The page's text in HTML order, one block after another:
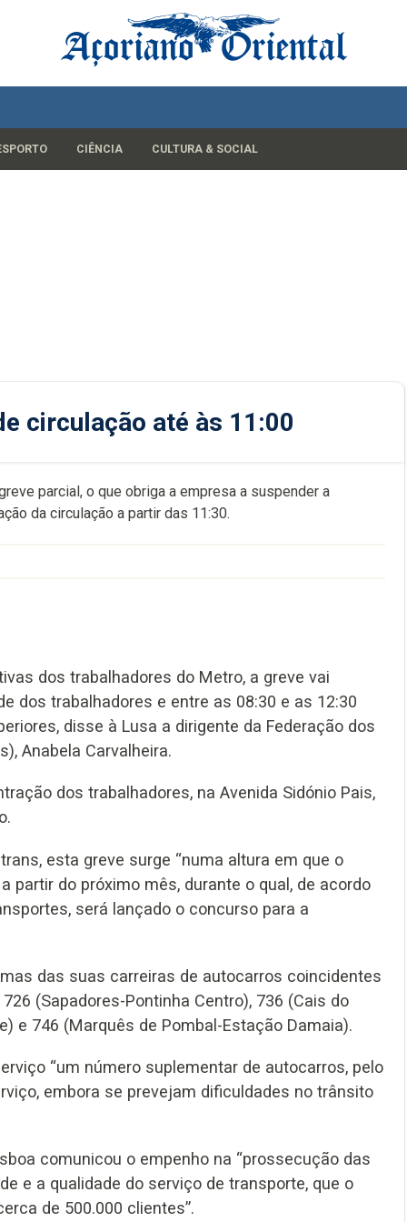
CIÊNCIA CULTURA & SOCIAL
circulação até às 11:00
parcial, o que obriga a empresa a suspender a
da circulação a partir das 11:30.
dos trabalhadores do Metro, a greve vai
dos trabalhadores e entre as 08:30 e as 12:30
disse à Lusa a dirigente da Federação dos
Anabela Carvalheira.
dos trabalhadores, na Avenida Sidónio Pais,
esta greve surge “numa altura em que o
partir do próximo mês, durante o qual, de acordo
será lançado o concurso para a
das suas carreiras de autocarros coincidentes
(Sapadores-Pontinha Centro), 736 (Cais do
e 746 (Marquês de Pombal-Estação Damaia).
“um número suplementar de autocarros, pelo
embora se prevejam dificuldades no trânsito
comunicou o empenho na “prossecução das
e a qualidade do serviço de transporte, que o
de 500.000 clientes”.